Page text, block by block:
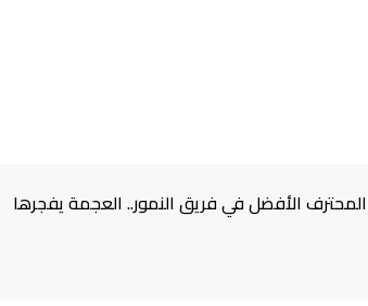
الأفضل في فريق النمور.. العجمة يفجرها